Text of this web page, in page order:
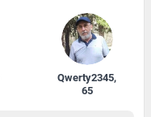
Qwerty2345,
65